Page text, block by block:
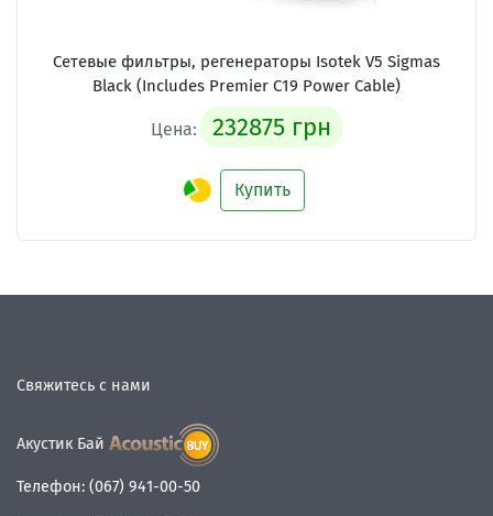
Сетевые фильтры, регенераторы Isotek V5 Sigmas
Black (Includes Premier C19 Power Cable)
Цена: 232875 грн
Купить
Свяжитесь с нами
Акустик Бай
Телефон: (067) 941-00-50